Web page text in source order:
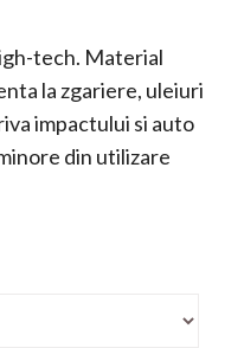
tech. Material
la zgariere, uleiuri
impactului si auto
din utilizare